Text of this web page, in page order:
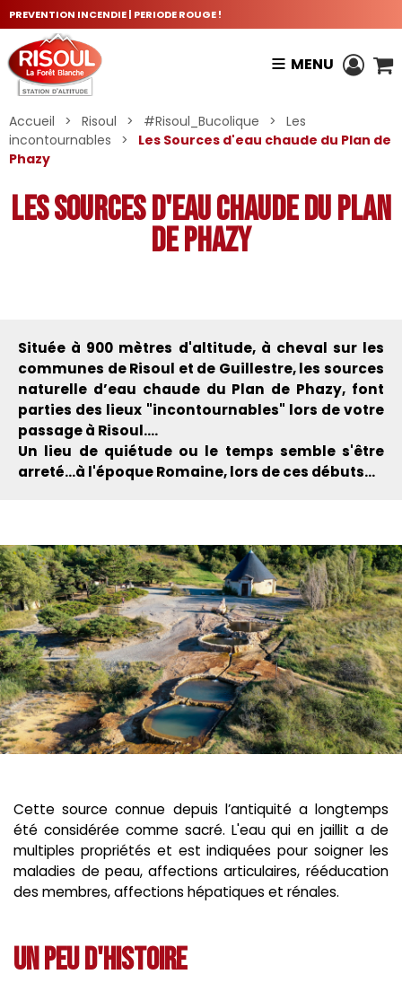
PREVENTION INCENDIE | PERIODE ROUGE !
MENU
Accueil > Risoul > #Risoul_Bucolique >
Les
incontournables
>
Les Sources d'eau chaude du Plan de
Phazy
Les Sources d'eau chaude du Plan
de Phazy
Située à 900 mètres d'altitude, à cheval sur les
communes de Risoul et de Guillestre, les sources
naturelle d’eau chaude du Plan de Phazy, font
parties des lieux "incontournables" lors de votre
passage à Risoul....
Un lieu de quiétude ou le temps semble s'être
arreté...à l'époque Romaine, lors de ces débuts...
Cette source connue depuis l’antiquité a longtemps
été considérée comme sacré. L'eau qui en jaillit a de
multiples propriétés et est indiquées pour soigner les
maladies de peau, affections articulaires, rééducation
des membres, affections hépatiques et rénales.
Un peu d'histoire